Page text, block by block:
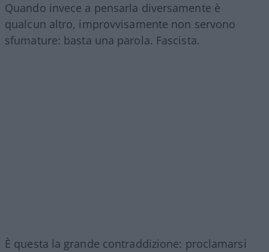
Quando invece a pensarla diversamente è
qualcun altro, improvvisamente non servono
sfumature: basta una parola. Fascista.
È questa la grande contraddizione: proclamarsi